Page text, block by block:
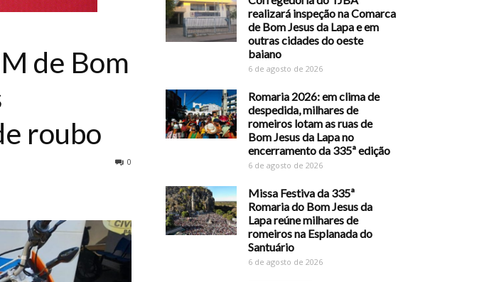
de Bom
roubo
0
realizará inspeção na Comarca
de Bom Jesus da Lapa e em
outras cidades do oeste
baiano
6 de agosto de 2026
Romaria 2026: em clima de
despedida, milhares de
romeiros lotam as ruas de
Bom Jesus da Lapa no
encerramento da 335ª edição
6 de agosto de 2026
Missa Festiva da 335ª
Romaria do Bom Jesus da
Lapa reúne milhares de
romeiros na Esplanada do
Santuário
6 de agosto de 2026